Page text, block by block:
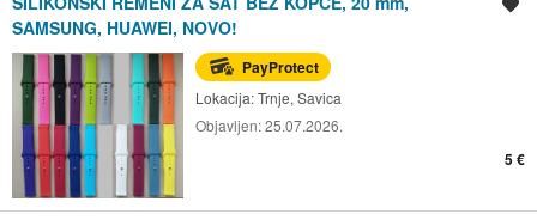
SAMSUNG, HUAWEI, NOVO!
PayProtect
Lokacija:Trnje, Savica
Objavljen:25.07.2026.
5 €